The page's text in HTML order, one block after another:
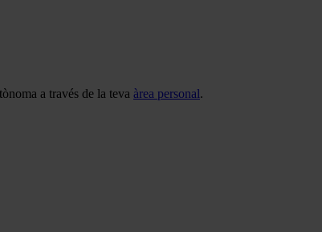
a través de la teva àrea personal.